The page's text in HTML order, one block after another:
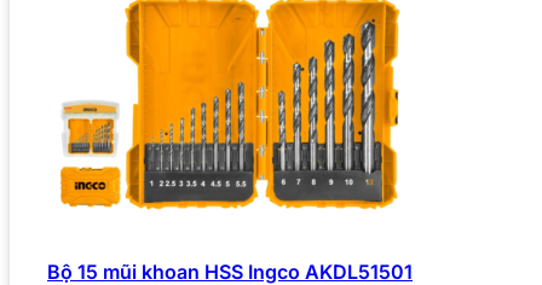
Bộ 15 mũi khoan HSS Ingco AKDL51501